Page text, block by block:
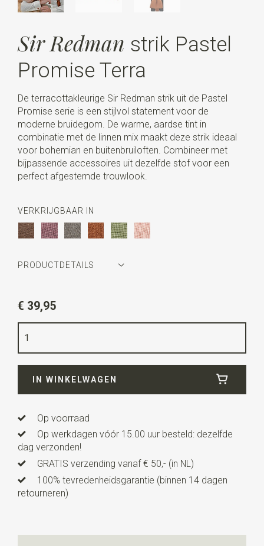
Sir Redman strik Pastel
Promise Terra
De terracottakleurige Sir Redman strik uit de Pastel
Promise serie is een stijlvol statement voor de
moderne bruidegom. De warme, aardse tint in
combinatie met de linnen mix maakt deze strik ideaal
voor bohemian en buitenbruiloften. Combineer met
bijpassende accessoires uit dezelfde stof voor een
perfect afgestemde trouwlook.
VERKRIJGBAAR IN
PRODUCTDETAILS
terracotta
Kwaliteit
Lengte12 cm
verstelbaar bandje.
€ 39,95
IN WINKELWAGEN
Op voorraad
Op werkdagen vóór 15.00 uur besteld: dezelfde
dag verzonden!
GRATIS verzending vanaf € 50,- (in NL)
100% tevredenheidsgarantie (binnen 14 dagen
retourneren)